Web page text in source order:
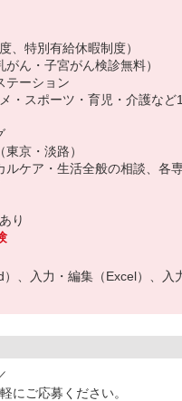
、特別有給休暇制度）
ん・子宮がん検診無料）
テーション
・スポーツ・育児・介護など
京・淡路）
ルケア・生活全般の相談、各
り
）、入力・編集（Excel）、入
にご応募ください。